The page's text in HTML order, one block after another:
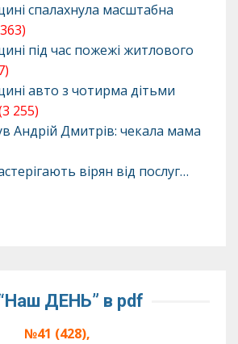
спалахнула масштабна
під час пожежі житлового
авто з чотирма дітьми
255)
Андрій Дмитрів: чекала мама
вірян від послуг…
ДЕНЬ” в pdf
№41 (428),